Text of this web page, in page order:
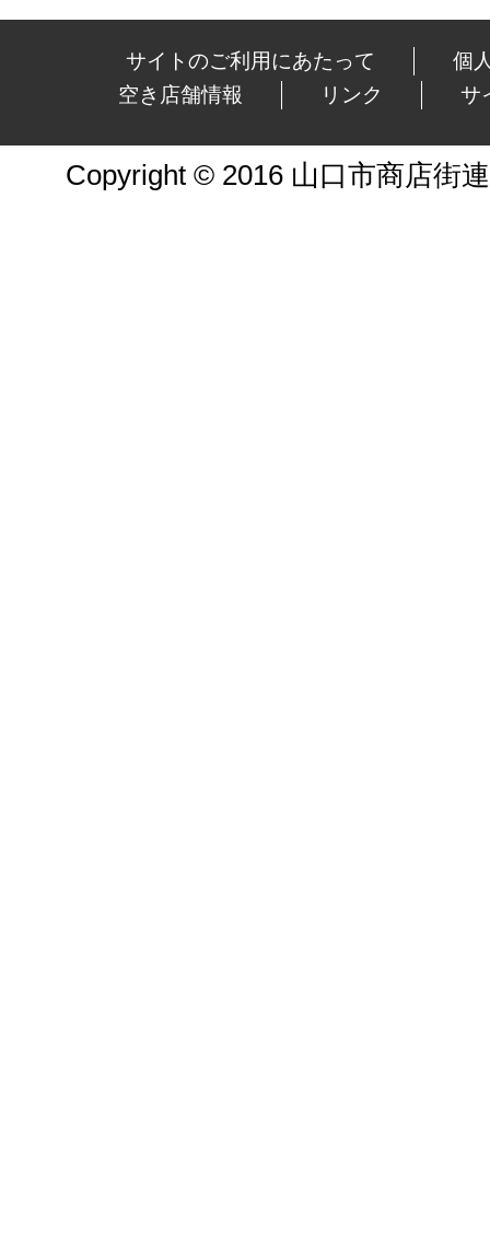
サイトのご利用にあたって
個
空き店舗情報
リンク サ
Copyright © 2016 山口市商店街